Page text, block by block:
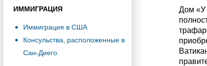
ИММИГРАЦИЯ
Иммиграция в США
Консульства, расположенные в
Сан-Диего
Дом «У